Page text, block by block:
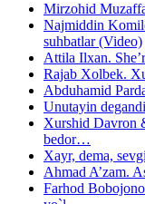
Mirzohid
Najmiddin
suhbatlar (Video)
Attila Ilxan.
Rajab Xolbek.
Abduhamid
Unutayin
Xurshid Davron
bedor…
Xayr, dema,
Ahmad A’zam.
Farhod